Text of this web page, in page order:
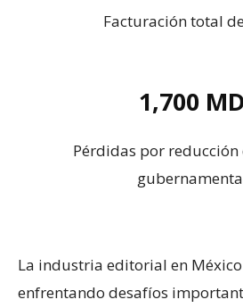
Facturación total
1,700
Pérdidas por reducción
La industria editorial en
enfrentando desafíos